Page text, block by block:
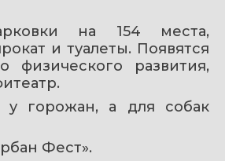
на 154 места,
и туалеты. Появятся
развития,
у горожан, а для собак
Фест».